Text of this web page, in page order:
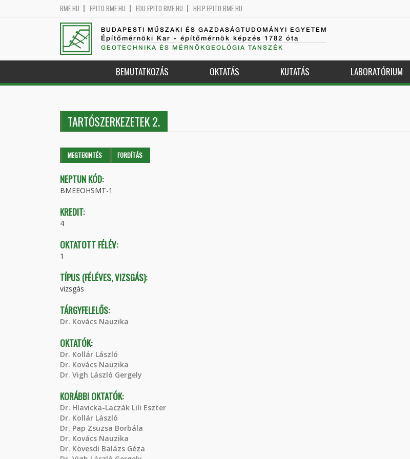
BME.HU EPITO.BME.HU EDU.EPITO.BME.HU HELP.EPITO.BME.HU
BUDAPESTI MŰSZAKI ÉS GAZDASÁGTUDOMÁNYI EGYETEM
Építőmérnöki Kar - építőmérnök képzés 1782 óta
GEOTECHNIKA ÉS MÉRNÖKGEOLÓGIA TANSZÉK
BEMUTATKOZÁS OKTATÁS KUTATÁS LABORATÓRIUM
TARTÓSZERKEZETEK 2.
Elsődleges fülek
MEGTEKINTÉS (AKTÍVFORDÍTÁS
NEPTUN KÓD:
BMEEOHSMT-1
KREDIT:
4
OKTATOTT FÉLÉV:
1
TÍPUS (FÉLÉVES, VIZSGÁS):
vizsgás
TÁRGYFELELŐS:
Dr. Kovács Nauzika
OKTATÓK:
Dr. Kollár László
Dr. Kovács Nauzika
Dr. Vigh László Gergely
KORÁBBI OKTATÓK:
Dr. Hlavicka-Laczák Lili Eszter
Dr. Kollár László
Dr. Pap Zsuzsa Borbála
Dr. Kovács Nauzika
Dr. Kövesdi Balázs Géza